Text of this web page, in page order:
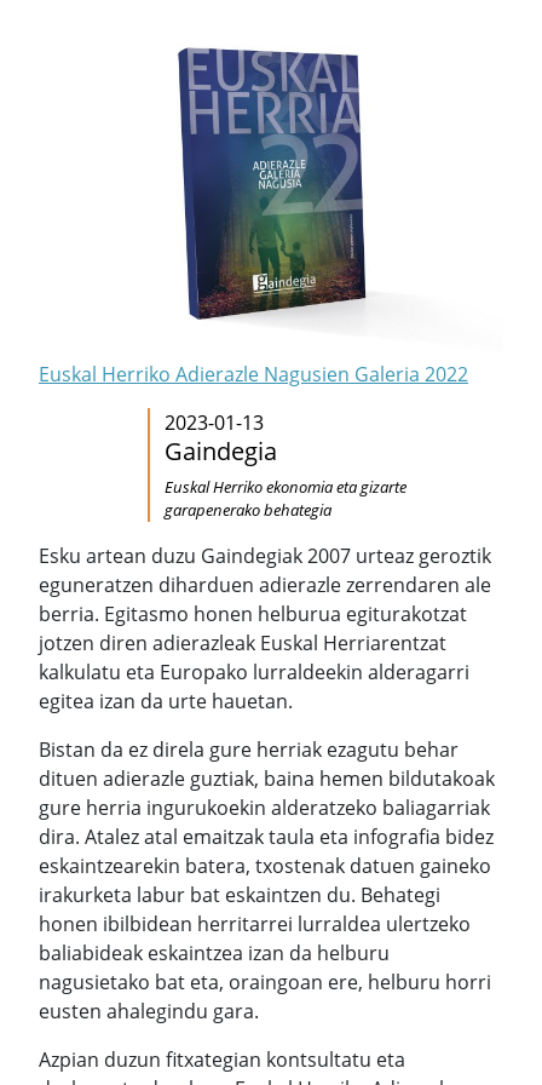
Euskal Herriko Adierazle Nagusien Galeria 2022
2023-01-13
Gaindegia
Euskal Herriko ekonomia eta gizarte
garapenerako behategia
Esku artean duzu Gaindegiak 2007 urteaz geroztik
eguneratzen diharduen adierazle zerrendaren ale
berria. Egitasmo honen helburua egiturakotzat
jotzen diren adierazleak Euskal Herriarentzat
kalkulatu eta Europako lurraldeekin alderagarri
egitea izan da urte hauetan.
Bistan da ez direla gure herriak ezagutu behar
dituen adierazle guztiak, baina hemen bildutakoak
gure herria ingurukoekin alderatzeko baliagarriak
dira. Atalez atal emaitzak taula eta infografia bidez
eskaintzearekin batera, txostenak datuen gaineko
irakurketa labur bat eskaintzen du. Behategi
honen ibilbidean herritarrei lurraldea ulertzeko
baliabideak eskaintzea izan da helburu
nagusietako bat eta, oraingoan ere, helburu horri
eusten ahalegindu gara.
Azpian duzun fitxategian kontsultatu eta